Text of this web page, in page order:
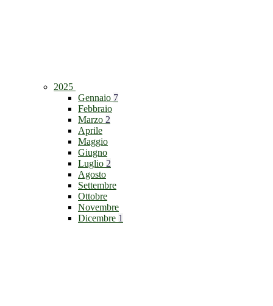
2025
Gennaio 7
Febbraio
Marzo 2
Aprile
Maggio
Giugno
Luglio 2
Agosto
Settembre
Ottobre
Novembre
Dicembre 1